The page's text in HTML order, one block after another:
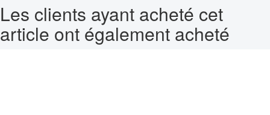
Les clients ayant acheté cet
article ont également acheté